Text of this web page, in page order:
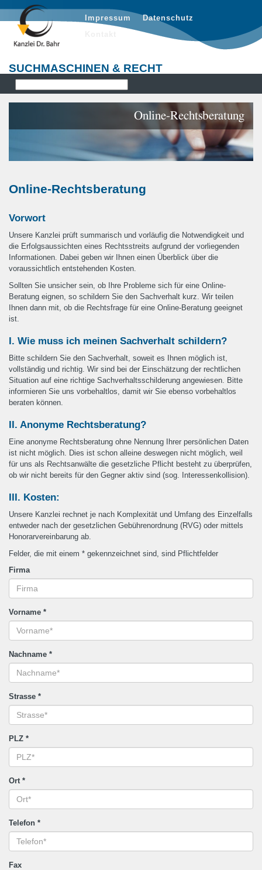
Impressum
Datenschutz
SUCHMASCHINEN & RECHT
Online-Rechtsberatung
Online-Rechtsberatung
Vorwort
Unsere Kanzlei prüft summarisch und vorläufig die Notwendigkeit und
die Erfolgsaussichten eines Rechtsstreits aufgrund der vorliegenden
Informationen. Dabei geben wir Ihnen einen Überblick über die
voraussichtlich entstehenden Kosten.
Sollten Sie unsicher sein, ob Ihre Probleme sich für eine Online-
Beratung eignen, so schildern Sie den Sachverhalt kurz. Wir teilen
Ihnen dann mit, ob die Rechtsfrage für eine Online-Beratung geeignet
ist.
I. Wie muss ich meinen Sachverhalt schildern?
Bitte schildern Sie den Sachverhalt, soweit es Ihnen möglich ist,
vollständig und richtig. Wir sind bei der Einschätzung der rechtlichen
Situation auf eine richtige Sachverhaltsschilderung angewiesen. Bitte
informieren Sie uns vorbehaltlos, damit wir Sie ebenso vorbehaltlos
beraten können.
II. Anonyme Rechtsberatung?
Eine anonyme Rechtsberatung ohne Nennung Ihrer persönlichen Daten
ist nicht möglich. Dies ist schon alleine deswegen nicht möglich, weil
für uns als Rechtsanwälte die gesetzliche Pflicht besteht zu überprüfen,
ob wir nicht bereits für den Gegner aktiv sind (sog. Interessenkollision).
III. Kosten:
Unsere Kanzlei rechnet je nach Komplexität und Umfang des Einzelfalls
entweder nach der gesetzlichen Gebührenordnung (RVG) oder mittels
Honorarvereinbarung ab.
Felder, die mit einem * gekennzeichnet sind, sind Pflichtfelder
Firma
Vorname *
Nachname *
Strasse *
PLZ *
Ort *
Telefon *
Fax